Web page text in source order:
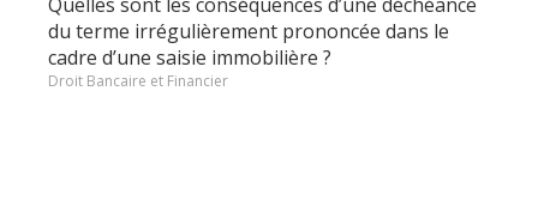
du terme irrégulièrement prononcée dans le
cadre d’une saisie immobilière ?
Droit Bancaire et Financier